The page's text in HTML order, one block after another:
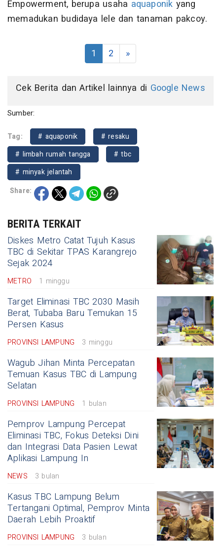
Empowerment, berupa usaha aquaponik yang
memadukan budidaya lele dan tanaman pakcoy.
1 2 »
Cek Berita dan Artikel lainnya di Google News
Sumber:
Tag: # aquaponik
# resaku
# limbah rumah tangga
# tbc
# minyak jelantah
Share:
BERITA TERKAIT
Diskes Metro Catat Tujuh Kasus
TBC di Sekitar TPAS Karangrejo
Sejak 2024
METRO 1 minggu
Target Eliminasi TBC 2030 Masih
Berat, Tubaba Baru Temukan 15
Persen Kasus
PROVINSI LAMPUNG 3 minggu
Wagub Jihan Minta Percepatan
Temuan Kasus TBC di Lampung
Selatan
PROVINSI LAMPUNG 1 bulan
Pemprov Lampung Percepat
Eliminasi TBC, Fokus Deteksi Dini
dan Integrasi Data Pasien Lewat
Aplikasi Lampung In
NEWS 3 bulan
Kasus TBC Lampung Belum
Tertangani Optimal, Pemprov Minta
Daerah Lebih Proaktif
PROVINSI LAMPUNG 3 bulan